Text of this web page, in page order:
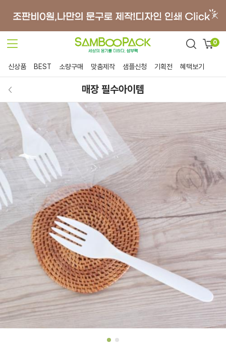
0
신상품 BEST 소량구매 맞춤제작 샘플신청 기획전 혜택보기
매장 필수아이템